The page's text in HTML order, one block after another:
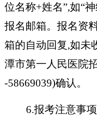
位名称+姓名”,如“
报名邮箱。报名资
箱的自动回复,如未
潭市第一人民医院
-58669039)确认。
6.报考注意事项